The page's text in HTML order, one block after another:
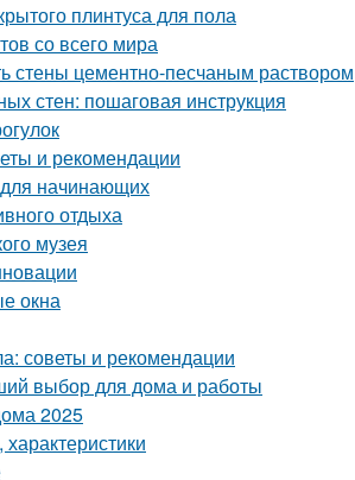
плинтуса для пола
со всего мира
стены цементно-песчаным раствором
стен: пошаговая инструкция
и рекомендации
начинающих
отдыха
музея
окна
советы и рекомендации
выбор для дома и работы
2025